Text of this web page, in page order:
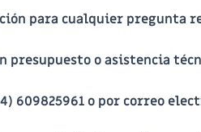
para cualquier pregunta
o asistencia
609825961 o por correo